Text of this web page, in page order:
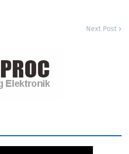
Next Post